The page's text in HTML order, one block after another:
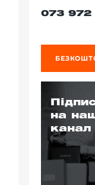
073 972
на
канал